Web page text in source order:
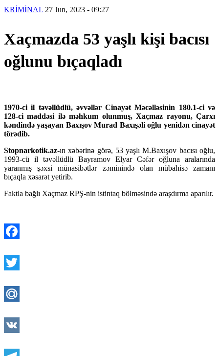
KRİMİNAL 27 Jun, 2023 - 09:27
Xaçmazda 53 yaşlı kişi bacısı
oğlunu bıçaqladı
1970-ci il təvəllüdlü, əvvəllər Cinayət Məcəlləsinin 180.1-ci və
128-ci maddəsi ilə məhkum olunmuş, Xaçmaz rayonu, Çarxı
kəndində yaşayan Baxışov Murad Baxışəli oğlu yenidən cinayət
törədib.
Stopnarkotik.az-ın xəbərinə görə, 53 yaşlı M.Baxışov bacısı oğlu,
1993-cü il təvəllüdlü Bayramov Elyar Cəfər oğluna aralarında
yaranmış şəxsi münasibətlər zəminində olan mübahisə zamanı
bıçaqla xəsarət yetirib.
Faktla bağlı Xaçmaz RPŞ-nin istintaq bölməsində araşdırma aparılır.